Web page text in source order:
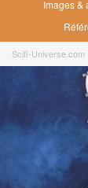
Images &
Scifi-Universe.com
Hellraiser VI [2002]